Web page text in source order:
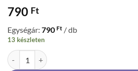
790 Ft
Egységár: 790 Ft / db
13 készleten
Labello Mango Shine ajakápoló 4,8 g